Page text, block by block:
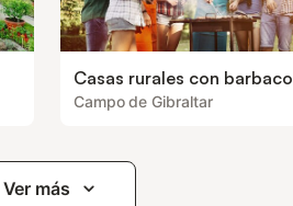
Casas rurales con
Campo de Gibraltar
Ver más